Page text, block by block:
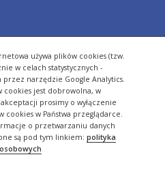
używa plików cookies (tzw.
w celach statystycznych -
przez narzędzie Google Analytics.
cookies jest dobrowolna, w
prosimy o wyłączenie
cookies w Państwa przeglądarce.
o przetwarzaniu danych
są pod tym linkiem: polityka
stron www